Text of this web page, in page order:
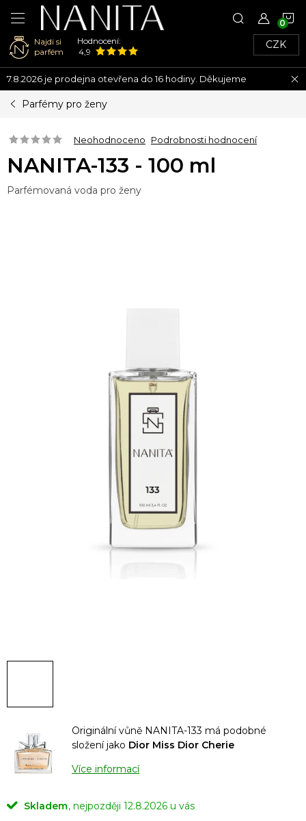
Přejít
na
obsah
Najdi si
parfém
Hodnocení:
4,9
CZK
7.8.2026 je prodejna otevřena do 16 hodiny. Děkujeme
Parfémy pro ženy
Neohodnoceno Podrobnosti hodnocení
NANITA-133 - 100 ml
Parfémovaná voda pro ženy
Originální vůně NANITA-133 má podobné
složení jako Dior Miss Dior Cherie
Více informací
Skladem
12.8.2026